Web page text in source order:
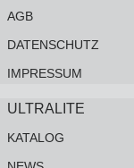
AGB
DATENSCHUTZ
IMPRESSUM
ULTRALITE
KATALOG